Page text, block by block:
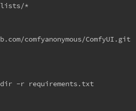
*
comfyanonymous/ComfyUI.git
-r requirements.txt